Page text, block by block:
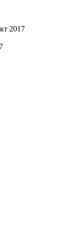
2017